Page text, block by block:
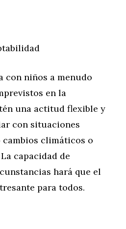
con niños a menudo
en la
una actitud flexible y
con situaciones
cambios climáticos o
capacidad de
hará que el
para todos.